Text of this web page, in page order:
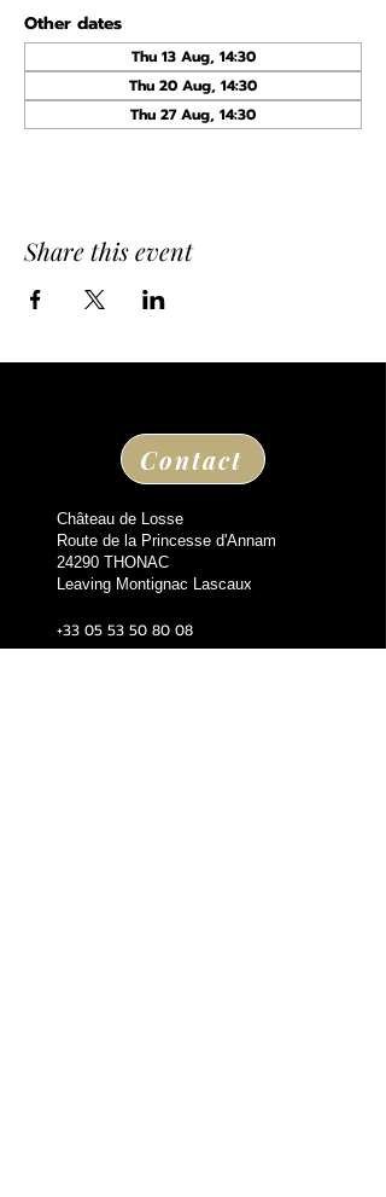
Other dates
Thu 13 Aug, 14:30
Thu 20 Aug, 14:30
Thu 27 Aug, 14:30
Share this event
Contact
Château de Losse
Route de la Princesse d'Annam
24290 THONAC
Leaving Montignac Lascaux
+33 05 53 50 80 08